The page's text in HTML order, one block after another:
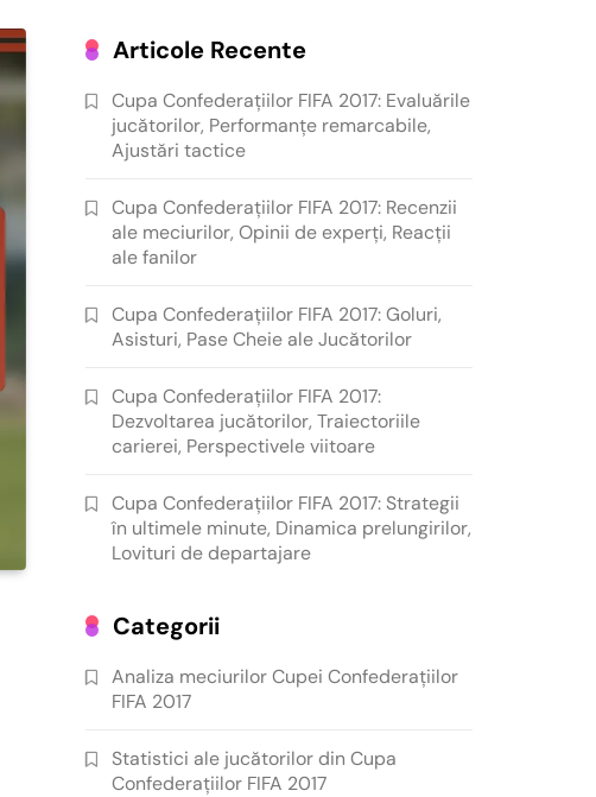
Articole Recente
Cupa Confederațiilor FIFA 2017: Evaluările
jucătorilor, Performanțe remarcabile,
Ajustări tactice
Cupa Confederațiilor FIFA 2017: Recenzii
ale meciurilor, Opinii de experți, Reacții
ale fanilor
Cupa Confederațiilor FIFA 2017: Goluri,
Asisturi, Pase Cheie ale Jucătorilor
Cupa Confederațiilor FIFA 2017:
Dezvoltarea jucătorilor, Traiectoriile
carierei, Perspectivele viitoare
Cupa Confederațiilor FIFA 2017: Strategii
în ultimele minute, Dinamica prelungirilor,
Lovituri de departajare
Categorii
Analiza meciurilor Cupei Confederațiilor
FIFA 2017
Statistici ale jucătorilor din Cupa
Confederațiilor FIFA 2017